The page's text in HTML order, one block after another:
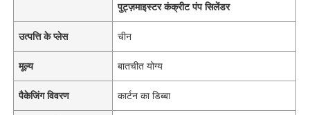
पुट्ज़माइस्टर कंक्रीट पंप सिलेंडर
उत्पत्ति के प्लेस चीन
मूल्य बातचीत योग्य
पैकेजिंग विवरण कार्टन का डिब्बा